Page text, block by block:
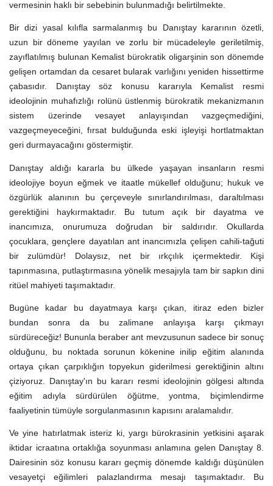
vermesinin haklı bir sebebinin bulunmadığı belirtilmekte.
Bir dizi yasal kılıfla sarmalanmış bu Danıştay kararının özetli,
uzun bir döneme yayılan ve zorlu bir mücadeleyle geriletilmiş,
zayıflatılmış bulunan Kemalist bürokratik oligarşinin son dönemde
gelişen ortamdan da cesaret bularak varlığını yeniden hissettirme
çabasıdır. Danıştay söz konusu kararıyla Kemalist resmi
ideolojinin muhafızlığı rolünü üstlenmiş bürokratik mekanizmanın
sistem üzerinde vesayet anlayışından vazgeçmediğini,
vazgeçmeyeceğini, fırsat bulduğunda eski işleyişi hortlatmaktan
geri durmayacağını göstermiştir.
Danıştay aldığı kararla bu ülkede yaşayan insanların resmi
ideolojiye boyun eğmek ve itaatle mükellef olduğunu; hukuk ve
özgürlük alanının bu çerçeveyle sınırlandırılması, daraltılması
gerektiğini haykırmaktadır. Bu tutum açık bir dayatma ve
inancımıza, onurumuza doğrudan bir saldırıdır. Okullarda
çocuklara, gençlere dayatılan ant inancımızla çelişen cahili-tağuti
bir zulümdür! Dolaysız, net bir ırkçılık içermektedir. Kişi
tapınmasına, putlaştırmasına yönelik mesajıyla tam bir sapkın dini
ritüel mahiyeti taşımaktadır.
Bugüne kadar bu dayatmaya karşı çıkan, itiraz eden bizler
bundan sonra da bu zalimane anlayışa karşı çıkmayı
sürdüreceğiz! Bununla beraber ant mevzusunun sadece bir sonuç
olduğunu, bu noktada sorunun kökenine inilip eğitim alanında
ortaya çıkan çarpıklığın topyekun giderilmesi gerektiğinin altını
çiziyoruz. Danıştay'ın bu kararı resmi ideolojinin gölgesi altında
eğitim adıyla sürdürülen öğütme, yontma, biçimlendirme
faaliyetinin tümüyle sorgulanmasının kapısını aralamalıdır.
Ve yine hatırlatmak isteriz ki, yargı bürokrasinin yetkisini aşarak
iktidar icraatına ortaklığa soyunması anlamına gelen Danıştay 8.
Dairesinin söz konusu kararı geçmiş dönemde kaldığı düşünülen
vesayetçi eğilimleri palazlandırma mesajı taşımaktadır. Bu